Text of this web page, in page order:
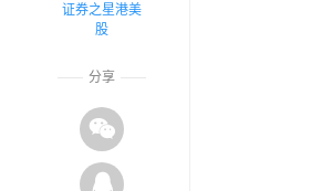
证券之星港美
股
分享